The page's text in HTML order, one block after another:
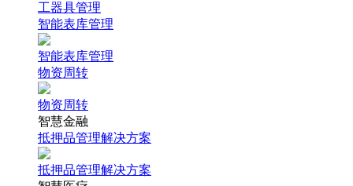
工器具管理
智能表库管理
智能表库管理
物资周转
物资周转
智慧金融
抵押品管理解决方案
抵押品管理解决方案